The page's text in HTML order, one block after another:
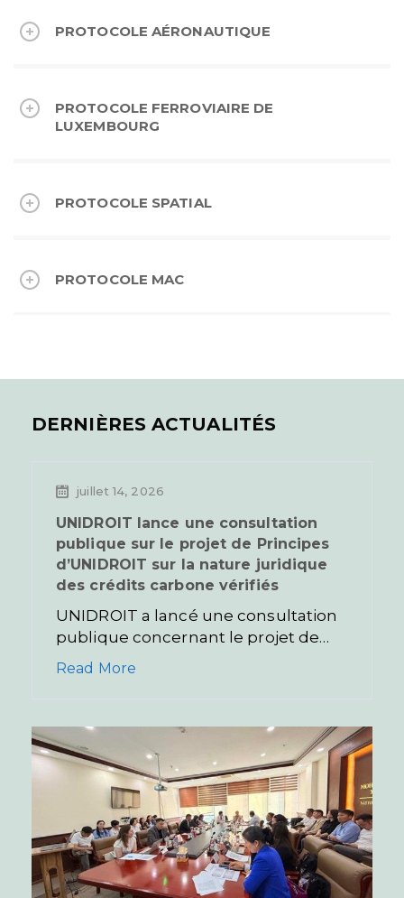
PROTOCOLE AÉRONAUTIQUE
PROTOCOLE FERROVIAIRE DE
LUXEMBOURG
PROTOCOLE SPATIAL
PROTOCOLE MAC
DERNIÈRES ACTUALITÉS
juillet 14, 2026
UNIDROIT lance une consultation
publique sur le projet de Principes
d’UNIDROIT sur la nature juridique
des crédits carbone vérifiés
UNIDROIT a lancé une consultation
publique concernant le projet de…
Read More